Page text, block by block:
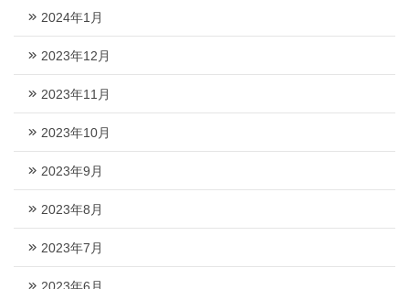
2024年1月
2023年12月
2023年11月
2023年10月
2023年9月
2023年8月
2023年7月